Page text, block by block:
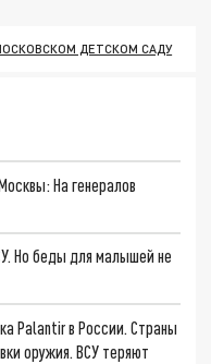
ДЕТСКОМ САДУ
На генералов
Но беды для малышей не
Palantir в России. Страны
оружия. ВСУ теряют